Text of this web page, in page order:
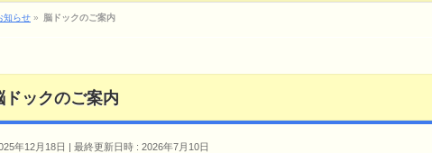
知らせ » 脳ドックのご案内
ドックのご案内
年12月18日 最終更新日時 : 2026年7月10日